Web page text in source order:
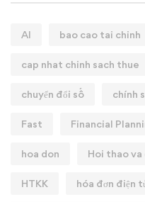
AI bao cao tai chinh
cap nhat chinh sach thue
chuyển đổi số chính
Fast Financial
hoa don Hoi thao
HTKK hóa đơn điện